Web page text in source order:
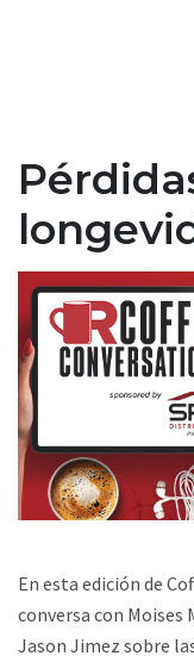
En esta edición de
conversa con Moises
Jason Jimez sobre